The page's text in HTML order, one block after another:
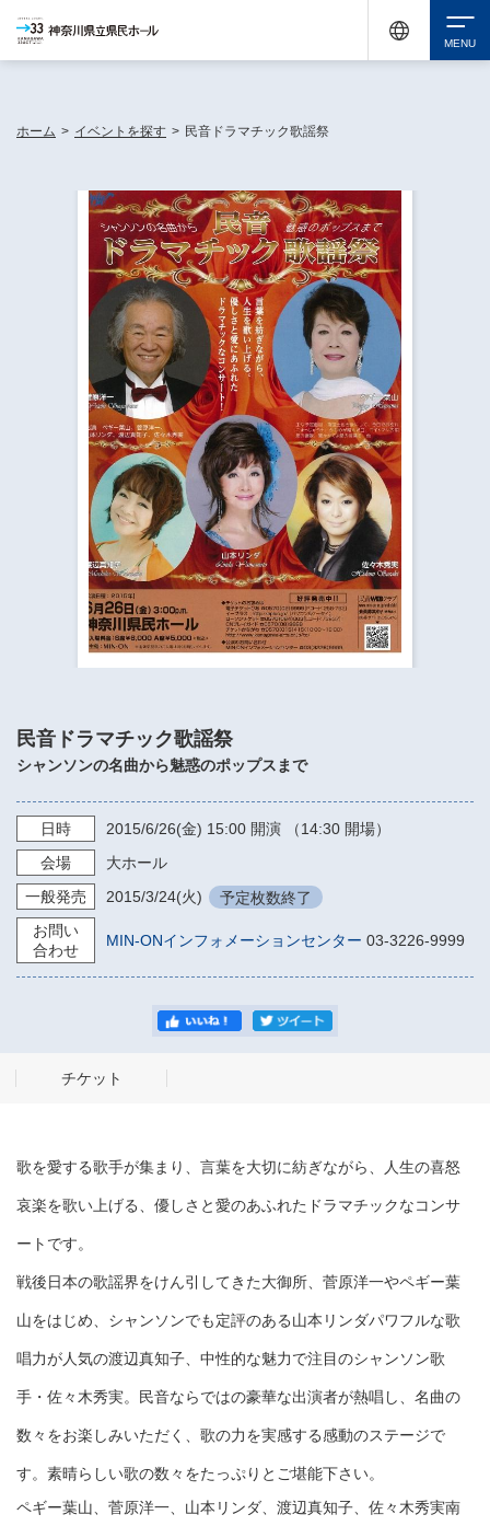
イベントを探す
・ イベント一覧
・ イベントカレンダー
休館中の県民ホールについて
・ 施設概要
・ パイプオルガン
・ 神奈川県民ホールの取り組み
神奈川県立県民ホールSNS
​​​​​​​​​​​​​神奈川県立県民ホール
ギャラリーSNS
チケット購入
ホーム > イベントを探す > 民音ドラマチック歌謡祭
民音ドラマチック歌謡祭
シャンソンの名曲から魅惑のポップスまで
日時 2015/6/26(金) 15:00 開演 （14:30 開場）
会場
大ホール
一般発売
2015/3/24(火)
予定枚数終了
お問い
合わせ
MIN-ONインフォメーションセンター 03-3226-9999
チケット
歌を愛する歌手が集まり、言葉を大切に紡ぎながら、人生の喜怒
哀楽を歌い上げる、優しさと愛のあふれたドラマチックなコンサ
ートです。
戦後日本の歌謡界をけん引してきた大御所、菅原洋一やペギー葉
山をはじめ、シャンソンでも定評のある山本リンダパワフルな歌
唱力が人気の渡辺真知子、中性的な魅力で注目のシャンソン歌
手・佐々木秀実。民音ならではの豪華な出演者が熱唱し、名曲の
数々をお楽しみいただく、歌の力を実感する感動のステージで
す。素晴らしい歌の数々をたっぷりとご堪能下さい。
ペギー葉山、菅原洋一、山本リンダ、渡辺真知子、佐々木秀実南